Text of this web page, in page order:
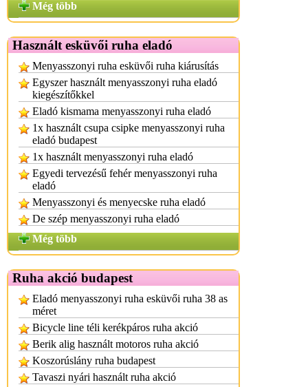
Még több
Használt esküvői ruha eladó
Menyasszonyi ruha esküvői ruha kiárusítás
Egyszer használt menyasszonyi ruha eladó
kiegészítőkkel
Eladó kismama menyasszonyi ruha eladó
1x használt csupa csipke menyasszonyi ruha
eladó budapest
1x használt menyasszonyi ruha eladó
Egyedi tervezésű fehér menyasszonyi ruha
eladó
Menyasszonyi és menyecske ruha eladó
De szép menyasszonyi ruha eladó
Még több
Ruha akció budapest
Eladó menyasszonyi ruha esküvői ruha 38 as
méret
Bicycle line téli kerékpáros ruha akció
Berik alig használt motoros ruha akció
Koszorúslány ruha budapest
Tavaszi nyári használt ruha akció